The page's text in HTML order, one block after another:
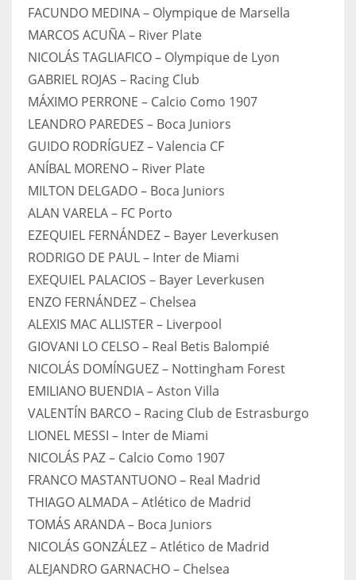
FACUNDO MEDINA – Olympique de Marsella
MARCOS ACUÑA – River Plate
NICOLÁS TAGLIAFICO – Olympique de Lyon
GABRIEL ROJAS – Racing Club
MÁXIMO PERRONE – Calcio Como 1907
LEANDRO PAREDES – Boca Juniors
GUIDO RODRÍGUEZ – Valencia CF
ANÍBAL MORENO – River Plate
MILTON DELGADO – Boca Juniors
ALAN VARELA – FC Porto
EZEQUIEL FERNÁNDEZ – Bayer Leverkusen
RODRIGO DE PAUL – Inter de Miami
EXEQUIEL PALACIOS – Bayer Leverkusen
ENZO FERNÁNDEZ – Chelsea
ALEXIS MAC ALLISTER – Liverpool
GIOVANI LO CELSO – Real Betis Balompié
NICOLÁS DOMÍNGUEZ – Nottingham Forest
EMILIANO BUENDIA – Aston Villa
VALENTÍN BARCO – Racing Club de Estrasburgo
LIONEL MESSI – Inter de Miami
NICOLÁS PAZ – Calcio Como 1907
FRANCO MASTANTUONO – Real Madrid
THIAGO ALMADA – Atlético de Madrid
TOMÁS ARANDA – Boca Juniors
NICOLÁS GONZÁLEZ – Atlético de Madrid
ALEJANDRO GARNACHO – Chelsea